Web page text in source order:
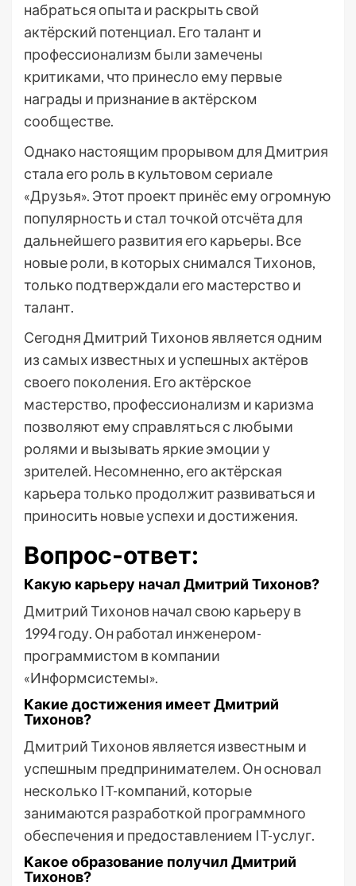
набраться опыта и раскрыть свой
актёрский потенциал. Его талант и
профессионализм были замечены
критиками, что принесло ему первые
награды и признание в актёрском
сообществе.
Однако настоящим прорывом для Дмитрия
стала его роль в культовом сериале
«Друзья». Этот проект принёс ему огромную
популярность и стал точкой отсчёта для
дальнейшего развития его карьеры. Все
новые роли, в которых снимался Тихонов,
только подтверждали его мастерство и
талант.
Сегодня Дмитрий Тихонов является одним
из самых известных и успешных актёров
своего поколения. Его актёрское
мастерство, профессионализм и каризма
позволяют ему справляться с любыми
ролями и вызывать яркие эмоции у
зрителей. Несомненно, его актёрская
карьера только продолжит развиваться и
приносить новые успехи и достижения.
Вопрос-ответ:
Какую карьеру начал Дмитрий Тихонов?
Дмитрий Тихонов начал свою карьеру в
1994 году. Он работал инженером-
программистом в компании
«Информсистемы».
Какие достижения имеет Дмитрий
Тихонов?
Дмитрий Тихонов является известным и
успешным предпринимателем. Он основал
несколько IT-компаний, которые
занимаются разработкой программного
обеспечения и предоставлением IT-услуг.
Какое образование получил Дмитрий
Тихонов?